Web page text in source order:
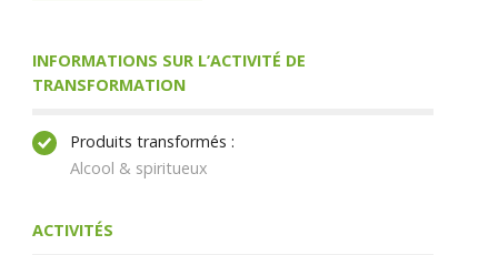
INFORMATIONS SUR L’ACTIVITÉ DE
TRANSFORMATION
Produits transformés :
Alcool & spiritueux
ACTIVITÉS